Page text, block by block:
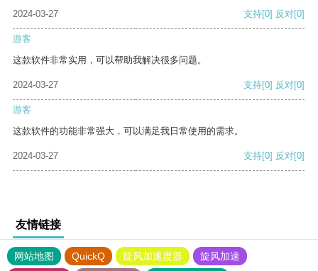
2024-03-27
支持[0] 反对[0]
游客
这款软件非常实用，可以帮助我解决很多问题。
2024-03-27 支持[0] 反对[0]
游客
这款软件的功能非常强大，可以满足我日常使用的需求。
2024-03-27 支持[0] 反对[0]
友情链接
网站地图 QuickQ 旋风加速度器
旋风加速